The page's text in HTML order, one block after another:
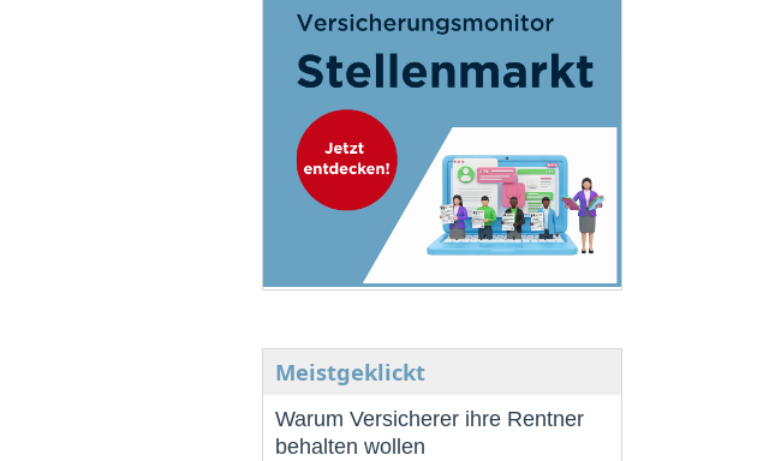
Meistgeklickt
Warum Versicherer ihre Rentner
behalten wollen